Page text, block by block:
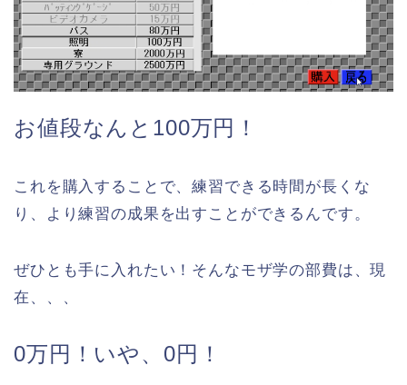
お値段なんと100万円！
これを購入することで、練習できる時間が長くな
り、より練習の成果を出すことができるんです。
ぜひとも手に入れたい！そんなモザ学の部費は、現
在、、、
0万円！いや、0円！